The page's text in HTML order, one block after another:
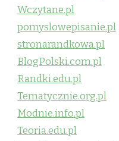
Wczytane.pl
pomyslowepisanie.pl
stronarandkowa.pl
BlogPolski.com.pl
Randki.edu.pl
Tematycznie.org.pl
Modnie.info.pl
Teoria.edu.pl